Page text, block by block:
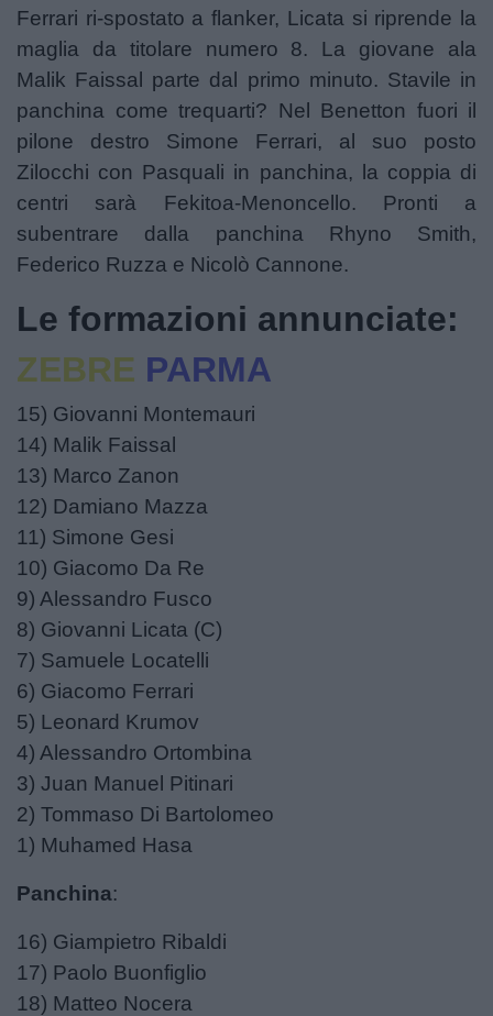
Ferrari ri-spostato a flanker, Licata si riprende la
maglia da titolare numero 8. La giovane ala
Malik Faissal parte dal primo minuto. Stavile in
panchina come trequarti? Nel Benetton fuori il
pilone destro Simone Ferrari, al suo posto
Zilocchi con Pasquali in panchina, la coppia di
centri sarà Fekitoa-Menoncello. Pronti a
subentrare dalla panchina Rhyno Smith,
Federico Ruzza e Nicolò Cannone.
​Le formazioni annunciate:
ZEBRE PARMA
15) Giovanni Montemauri
14) Malik Faissal
13) Marco Zanon
12) Damiano Mazza
11) Simone Gesi
10) Giacomo Da Re
9) Alessandro Fusco
8) Giovanni Licata (C)
7) Samuele Locatelli
6) Giacomo Ferrari
5) Leonard Krumov
4) Alessandro Ortombina
3) Juan Manuel Pitinari
2) Tommaso Di Bartolomeo
1) Muhamed Hasa
Panchina:
16) Giampietro Ribaldi
17) Paolo Buonfiglio
18) Matteo Nocera